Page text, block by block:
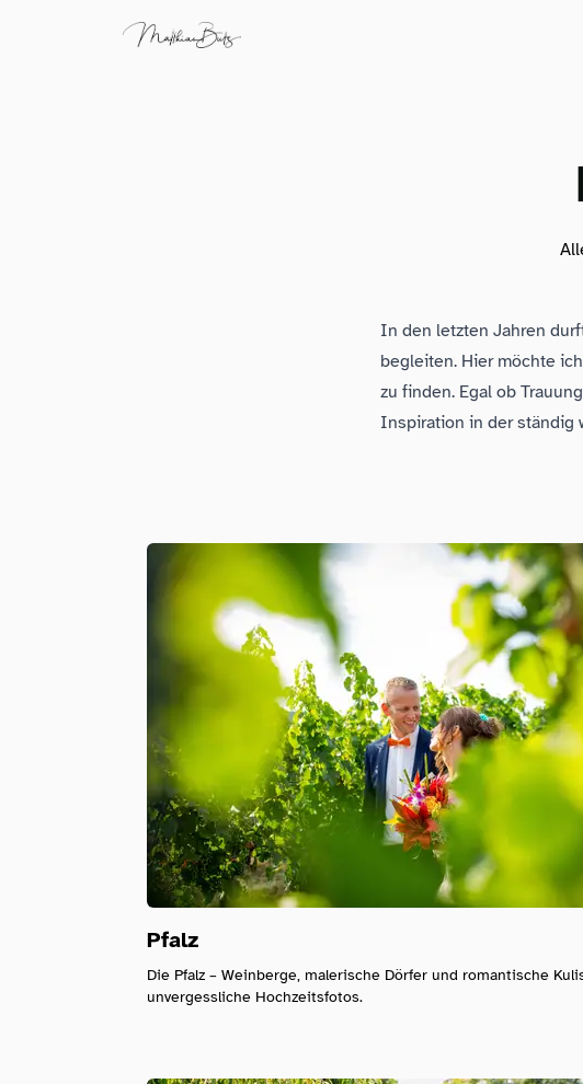
In den letzten Jahren
begleiten. Hier möchte
zu finden. Egal ob
Inspiration in der ständig
Pfalz
Die Pfalz – Weinberge, malerische Dörfer und romantische
unvergessliche Hochzeitsfotos.